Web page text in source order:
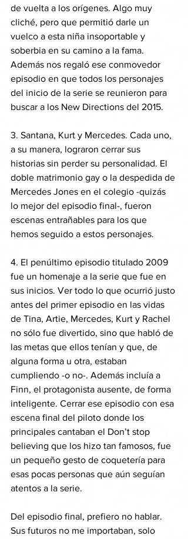
de vuelta a los orígenes. Algo muy
cliché, pero que permitió darle un
vuelco a esta niña insoportable y
soberbia en su camino a la fama.
Además nos regaló ese conmovedor
episodio en que todos los personajes
del inicio de la serie se reunieron para
buscar a los New Directions del 2015.
3. Santana, Kurt y Mercedes. Cada uno,
a su manera, lograron cerrar sus
historias sin perder su personalidad. El
doble matrimonio gay o la despedida de
Mercedes Jones en el colegio -quizás
lo mejor del episodio final-, fueron
escenas entrañables para los que
hemos seguido a estos personajes.
4. El penúltimo episodio titulado 2009
fue un homenaje a la serie que fue en
sus inicios. Ver todo lo que ocurrió justo
antes del primer episodio en las vidas
de Tina, Artie, Mercedes, Kurt y Rachel
no sólo fue divertido, sino que habló de
las metas que ellos tenían y que, de
alguna forma u otra, estaban
cumpliendo -o no-. Además incluía a
Finn, el protagonista ausente, de forma
inteligente. Cerrar ese episodio con esa
escena final del piloto donde los
principales cantaban el Don’t stop
believing que los hizo tan famosos, fue
un pequeño gesto de coquetería para
esas pocas personas que aún seguían
atentos a la serie.
Del episodio final, prefiero no hablar.
Sus futuros no me importaban, solo